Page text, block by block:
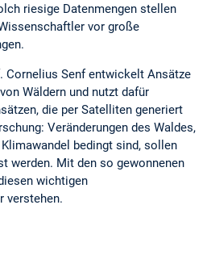
riesige Datenmengen stellen
vor große
Cornelius Senf entwickelt Ansätze
Wäldern und nutzt dafür
die per Satelliten generiert
Veränderungen des Waldes,
bedingt sind, sollen
werden. Mit den so gewonnenen
wichtigen
verstehen.